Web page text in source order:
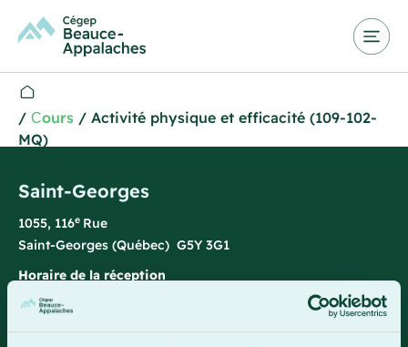
/ Сours / Activité physique et efficacité (109-102-
MQ)
Saint-Georges
1055, 116e Rue
Saint-Georges (Québec) G5Y 3G1
Horaire de la réception
Lundi-vendredi : 7 h 45 à 15 h 45